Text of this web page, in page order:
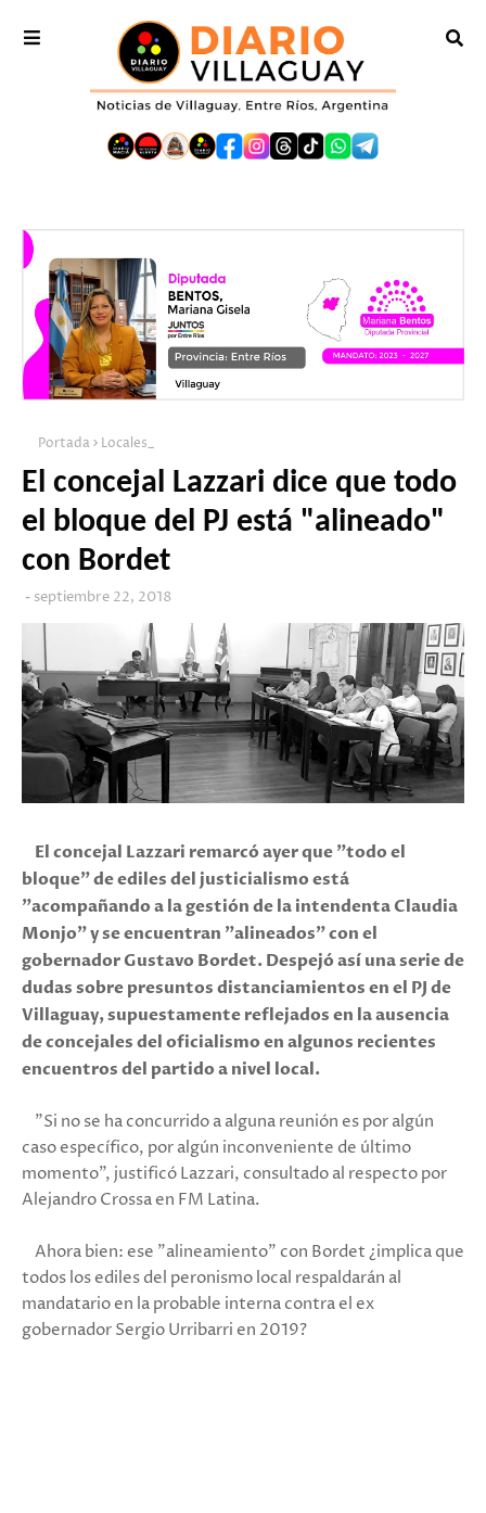
Portada Locales_
El concejal Lazzari dice que todo
el bloque del PJ está "alineado"
con Bordet
septiembre 22, 2018
El concejal Lazzari remarcó ayer que "todo el
bloque" de ediles del justicialismo está
"acompañando a la gestión de la intendenta Claudia
Monjo" y se encuentran "alineados" con el
gobernador Gustavo Bordet. Despejó así una serie de
dudas sobre presuntos distanciamientos en el PJ de
Villaguay, supuestamente reflejados en la ausencia
de concejales del oficialismo en algunos recientes
encuentros del partido a nivel local.
"Si no se ha concurrido a alguna reunión es por algún
caso específico, por algún inconveniente de último
momento", justificó Lazzari, consultado al respecto por
Alejandro Crossa en FM Latina.
Ahora bien: ese "alineamiento" con Bordet ¿implica que
todos los ediles del peronismo local respaldarán al
mandatario en la probable interna contra el ex
gobernador Sergio Urribarri en 2019?